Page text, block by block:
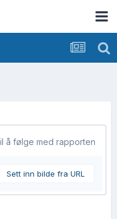
å følge med rapporten
Sett inn bilde fra URL